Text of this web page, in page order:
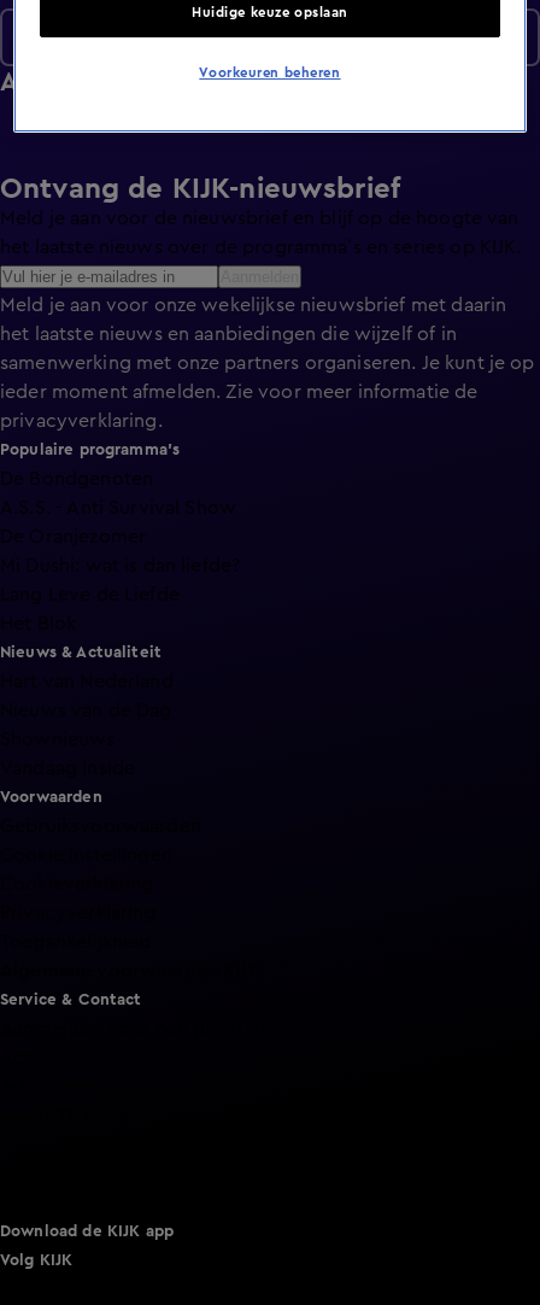
Afleveringen
Seizoen 2026
Ontvang de KIJK-nieuwsbrief
Meld je aan voor de nieuwsbrief en blijf op de hoogte van
het laatste nieuws over de programma’s en series op KIJK.
Meld je aan voor onze wekelijkse nieuwsbrief met daarin
het laatste nieuws en aanbiedingen die wijzelf of in
samenwerking met onze partners organiseren. Je kunt je op
ieder moment afmelden. Zie voor meer informatie de
privacyverklaring.
Populaire programma's
De Bondgenoten
A.S.S. - Anti Survival Show
De Oranjezomer
Mi Dushi: wat is dan liefde?
Lang Leve de Liefde
Nieuws & Actualiteit
Voorwaarden
Service & Contact
Download de KIJK app
Volg KIJK
Huidige keuze opslaan
Voorkeuren beheren